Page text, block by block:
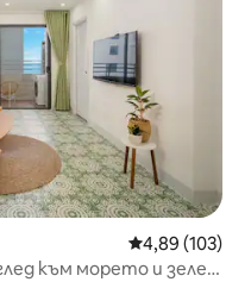
Средна
4,89 (103)
към морето и зелен